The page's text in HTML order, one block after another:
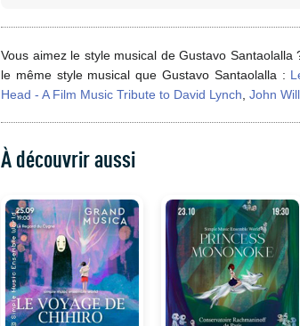
Vous aimez le style musical de Gustavo
le même style musical que Gustavo Santaolalla :
Head - A Film Music Tribute to David Lynch John
À découvrir aussi